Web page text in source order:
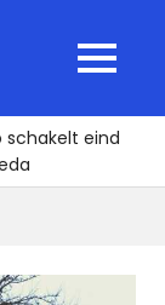
MENU
schakelt eind